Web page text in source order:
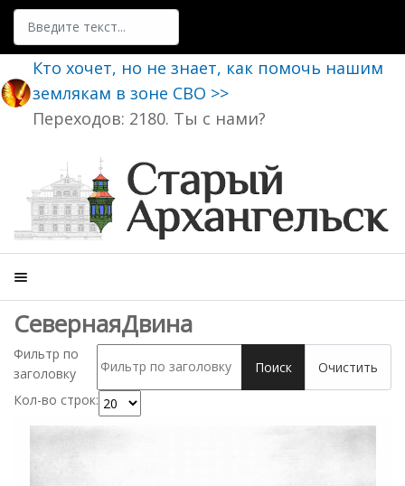
Поиск
Кто хочет, но не знает, как помочь нашим
землякам в зоне СВО >>
Переходов: 2180. Ты с нами?
СевернаяДвина
Фильтр по
заголовку
Поиск
Очистить
Кол-во строк: